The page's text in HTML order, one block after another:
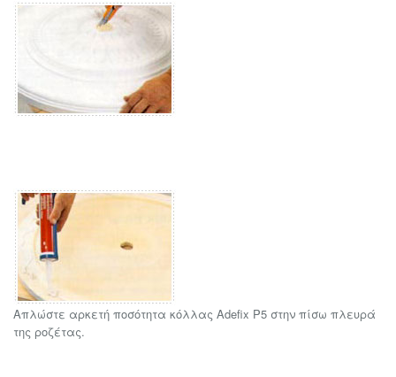
Απλώστε αρκετή ποσότητα κόλλας Adefix P5 στην πίσω πλευρά
της ροζέτας.